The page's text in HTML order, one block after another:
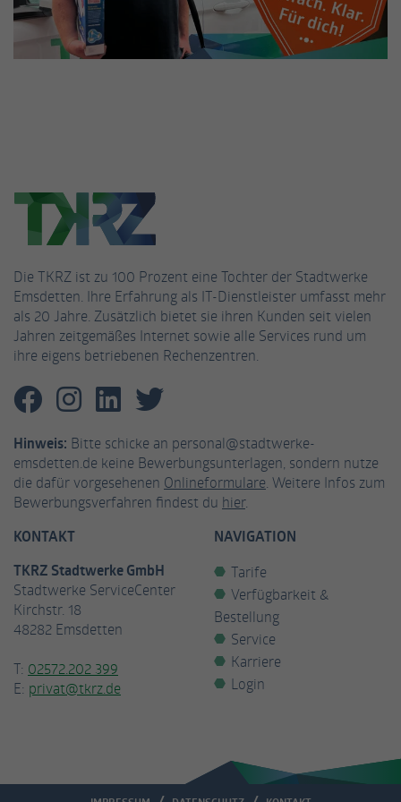
Die TKRZ ist zu 100 Prozent eine Tochter der Stadtwerke
Emsdetten. Ihre Erfahrung als IT-Dienstleister umfasst mehr
als 20 Jahre. Zusätzlich bietet sie ihren Kunden seit vielen
Jahren zeitgemäßes Internet sowie alle Services rund um
ihre eigens betriebenen Rechenzentren.
Hinweis: Bitte schicke an personal@stadtwerke-
emsdetten.de keine Bewerbungsunterlagen, sondern nutze
die dafür vorgesehenen Onlineformulare . Weitere Infos zum
Bewerbungsverfahren findest du hier.
KONTAKT
TKRZ Stadtwerke GmbH
Stadtwerke ServiceCenter
Kirchstr. 18
48282 Emsdetten
T: 02572.202 399
E: privat@tkrz.de
NAVIGATION
Tarife
Verfügbarkeit &
Bestellung
Service
Karriere
Login
Anbieter
Name fr
Anbieter Facebook
Laufzeit 2 Monate
Zweck
Wird von Facebook verwendet, um eine
Reihe von Werbeprodukten wie
Echtzeitgebote von Drittanbietern